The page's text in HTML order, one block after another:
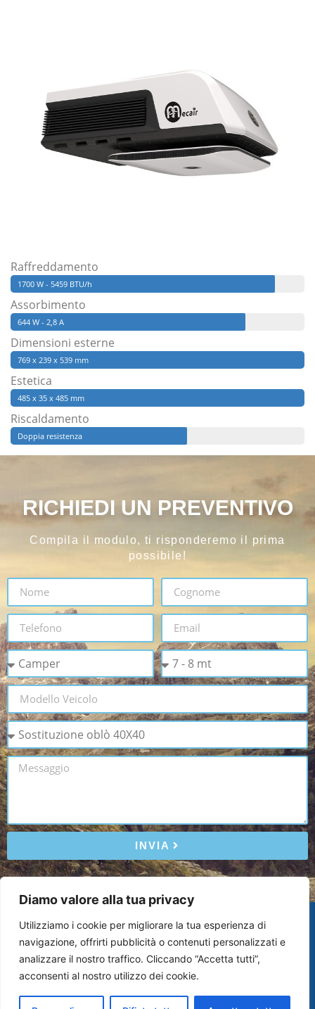
Diamo valore alla tua privacy
Utilizziamo i cookie per migliorare la tua esperienza di
navigazione, offrirti pubblicità o contenuti personalizzati e
analizzare il nostro traffico. Cliccando “Accetta tutti”,
acconsenti al nostro utilizzo dei cookie.
Raffreddamento
1700 W - 5459 BTU/h
Assorbimento
644 W - 2,8 A
Dimensioni esterne
769 x 239 x 539 mm
Estetica
485 x 35 x 485 mm
Riscaldamento
Doppia resistenza
RICHIEDI UN PREVENTIVO
Compila il modulo, ti risponderemo il prima
possibile!
INVIA
DIVICAR S.R.L.
Partita IVA: 02135310122